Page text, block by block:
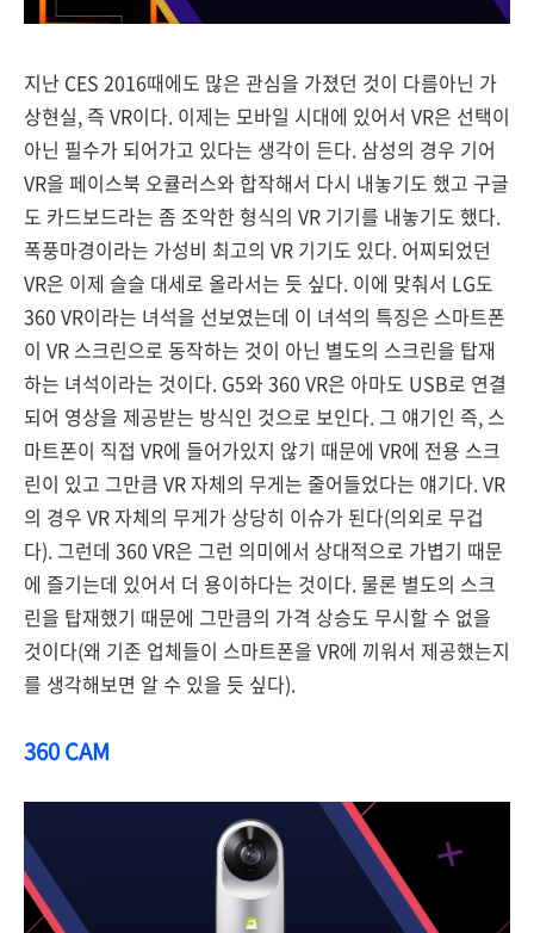
지난 CES 2016때에도 많은 관심을 가졌던 것이 다름아닌 가
상현실, 즉 VR이다. 이제는 모바일 시대에 있어서 VR은 선택이
아닌 필수가 되어가고 있다는 생각이 든다. 삼성의 경우 기어
VR을 페이스북 오큘러스와 합작해서 다시 내놓기도 했고 구글
도 카드보드라는 좀 조악한 형식의 VR 기기를 내놓기도 했다.
폭풍마경이라는 가성비 최고의 VR 기기도 있다. 어찌되었던
VR은 이제 슬슬 대세로 올라서는 듯 싶다. 이에 맞춰서 LG도
360 VR이라는 녀석을 선보였는데 이 녀석의 특징은 스마트폰
이 VR 스크린으로 동작하는 것이 아닌 별도의 스크린을 탑재
하는 녀석이라는 것이다. G5와 360 VR은 아마도 USB로 연결
되어 영상을 제공받는 방식인 것으로 보인다. 그 얘기인 즉, 스
마트폰이 직접 VR에 들어가있지 않기 때문에 VR에 전용 스크
린이 있고 그만큼 VR 자체의 무게는 줄어들었다는 얘기다. VR
의 경우 VR 자체의 무게가 상당히 이슈가 된다(의외로 무겁
다). 그런데 360 VR은 그런 의미에서 상대적으로 가볍기 때문
에 즐기는데 있어서 더 용이하다는 것이다. 물론 별도의 스크
린을 탑재했기 때문에 그만큼의 가격 상승도 무시할 수 없을
것이다(왜 기존 업체들이 스마트폰을 VR에 끼워서 제공했는지
를 생각해보면 알 수 있을 듯 싶다).
360 CAM